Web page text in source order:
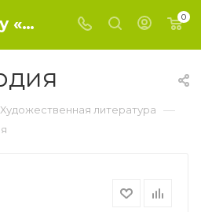
Купить книгу «Белая гвардия» 2019 г. , Булгаков Михаил Афанасьевич - Поэзия 0
Художественная литература —